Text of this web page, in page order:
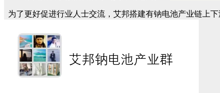
为了更好促进行业人士交流，艾邦搭建有钠电池产业链上